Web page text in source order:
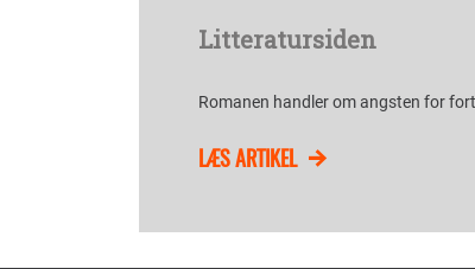
Litteratursiden
Romanen handler om angsten for
LÆS ARTIKEL